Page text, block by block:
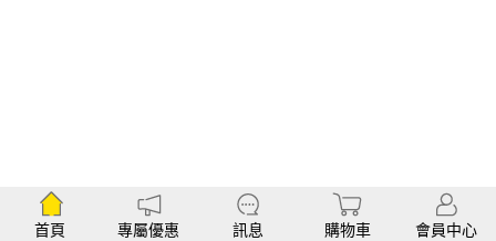
首頁 專屬優惠 訊息 購物車 會員中心